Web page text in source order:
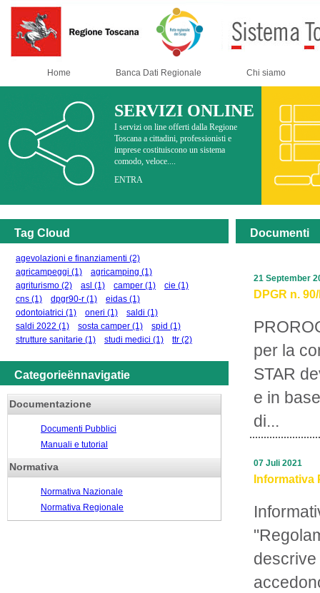
Home Banca Dati Regionale Chi siamo
SERVIZI ONLINE
I servizi on line offerti dalla Regione
Toscana a cittadini, professionisti e
imprese costituiscono un sistema
comodo, veloce....
ENTRA
Tag Cloud
agevolazioni e finanziamenti (2)
agricampeggi (1) agricamping (1)
agriturismo (2) asl (1) camper (1) cie (1)
cns (1) dpgr90-r (1) eidas (1)
odontoiatrici (1) oneri (1) saldi (1)
saldi 2022 (1) sosta camper (1) spid (1)
strutture sanitarie (1) studi medici (1) ttr (2)
Categorieënnavigatie
Documentazione
Documenti Pubblici
Manuali e tutorial
Normativa
Normativa Nazionale
Normativa Regionale
Documenti
DPGR n.
per la
STAR
e in
di...
21 September
Informativa
07 Juli 2021